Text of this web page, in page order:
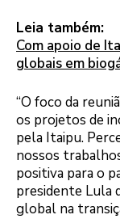
Leia também:
Com apoio de
globais em
“O foco da
os projetos de
pela Itaipu.
nossos
positiva para o
presidente Lula
global na